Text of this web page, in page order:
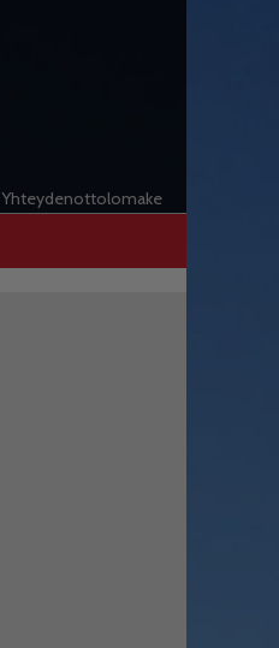
Yhteydenottolomake